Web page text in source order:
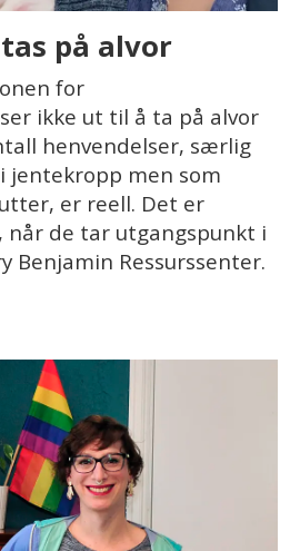
på alvor
for
ikke ut til å ta på alvor
henvendelser, særlig
jentekropp men som
er reell. Det er
når de tar utgangspunkt i
Benjamin Ressurssenter.